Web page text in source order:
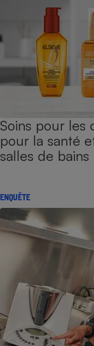
Soins pour les
pour la santé
salles de bains
ENQUÊTE